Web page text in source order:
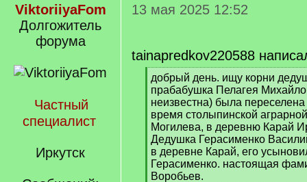
ViktoriiyaFom
Долгожитель
форума
Частный
специалист
Иркутск
13 мая 2025 12:52
tainapredkov220588
[
q
]
добрый день. ищу корни
прабабушка Пелагея
неизвестна) была
время столыпинской
Могилева, в деревню Карай
Дедушка Герасименко
в деревне Карай, его
Герасименко. настоящая
Воробьев.